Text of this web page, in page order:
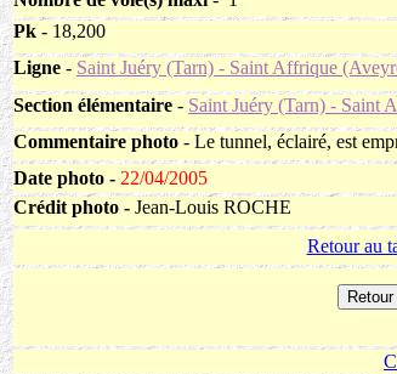
Pk - 18,200
Ligne - Saint Juéry (Tarn) - Saint Affrique
Section élémentaire - Saint Juéry (Tarn) - Saint
Commentaire photo - Le tunnel, éclairé, est
Date photo - 22/04/2005
Crédit photo - Jean-Louis ROCHE
Retour au